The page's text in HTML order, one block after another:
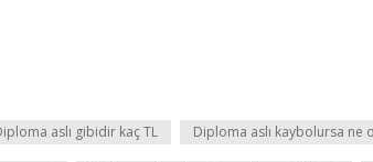
aslı gibidir kaç TL Diploma aslı kaybolursa ne